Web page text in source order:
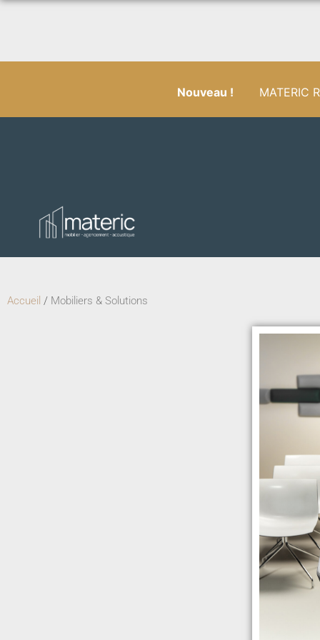
Nouveau ! MATERIC
Accueil / Mobiliers & Solutions